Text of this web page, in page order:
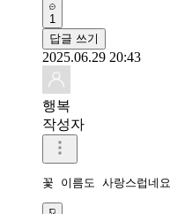
1
답글 쓰기
2025.06.29 20:43
행복
작성자
꽃 이름도 사랑스럽네요